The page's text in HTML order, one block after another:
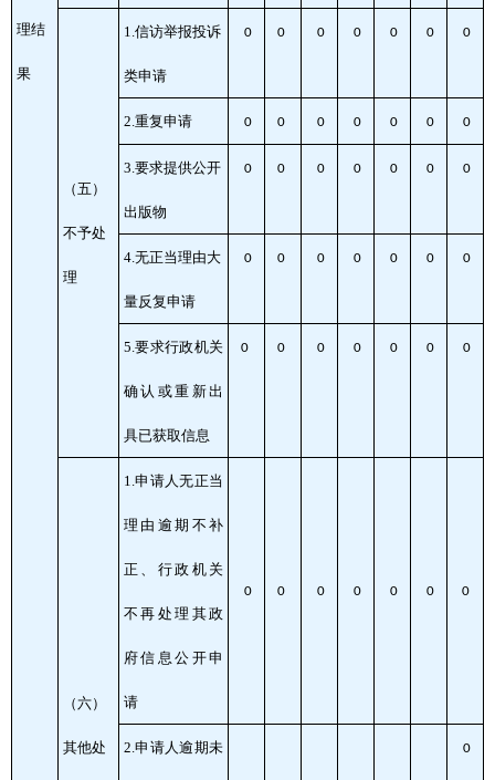
理结
果
（五）
不予处
理
1.信访举报投诉
类申请
0 0 0 0 0 0 0
2.重复申请 0 0 0 0 0 0 0
3.要求提供公开
出版物
0 0 0 0 0 0 0
4.无正当理由大
量反复申请
0 0 0 0 0 0 0
5.要求行政机关
确认或重新出
具已获取信息
0 0 0 0 0 0 0
（六）
其他处
1.申请人无正当
理由逾期不补
正、行政机关
不再处理其政
府信息公开申
请
0 0 0 0 0 0 0
2.申请人逾期未 0